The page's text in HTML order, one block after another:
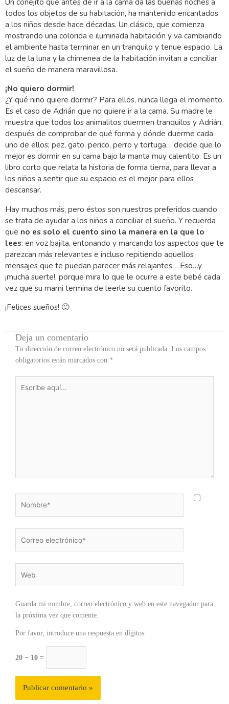
todos los objetos de su habitación, ha mantenido encantados
a los niños desde hace décadas. Un clásico, que comienza
mostrando una colorida e iluminada habitación y va cambiando
el ambiente hasta terminar en un tranquilo y tenue espacio. La
luz de la luna y la chimenea de la habitación invitan a conciliar
el sueño de manera maravillosa.
¡No quiero dormir!
¿Y qué niño quiere dormir? Para ellos, nunca llega el momento.
Es el caso de Adrián que no quiere ir a la cama. Su madre le
muestra que todos los animalitos duermen tranquilos y Adrián,
después de comprobar de qué forma y dónde duerme cada
uno de ellos; pez, gato, perico, perro y tortuga… decide que lo
mejor es dormir en su cama bajo la manta muy calentito. Es un
libro corto que relata la historia de forma tierna, para llevar a
los niños a sentir que su espacio es el mejor para ellos
descansar.
Hay muchos más, pero éstos son nuestros preferidos cuando
se trata de ayudar a los niños a conciliar el sueño. Y recuerda
que no es solo el cuento sino la manera en la que lo
lees: en voz bajita, entonando y marcando los aspectos que te
parezcan más relevantes e incluso repitiendo aquellos
mensajes que te puedan parecer más relajantes… Eso…y
¡mucha suerte!, porque mira lo que le ocurre a este bebé cada
vez que su mami termina de leerle su cuento favorito.
¡Felices sueños! 🙂
Deja un comentario
Tu dirección de correo electrónico no será publicada. Los campos
obligatorios están marcados con *
aquí...
electrónico*
Guarda mi nombre, correo electrónico y web en este navegador para
la próxima vez que comente.
Por favor, introduce una respuesta en dígitos:
20 − 10 =